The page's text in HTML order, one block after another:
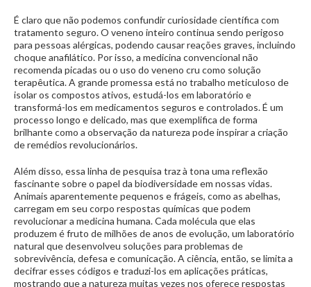
É claro que não podemos confundir curiosidade científica com
tratamento seguro. O veneno inteiro continua sendo perigoso
para pessoas alérgicas, podendo causar reações graves, incluindo
choque anafilático. Por isso, a medicina convencional não
recomenda picadas ou o uso do veneno cru como solução
terapêutica. A grande promessa está no trabalho meticuloso de
isolar os compostos ativos, estudá-los em laboratório e
transformá-los em medicamentos seguros e controlados. É um
processo longo e delicado, mas que exemplifica de forma
brilhante como a observação da natureza pode inspirar a criação
de remédios revolucionários.
Além disso, essa linha de pesquisa traz à tona uma reflexão
fascinante sobre o papel da biodiversidade em nossas vidas.
Animais aparentemente pequenos e frágeis, como as abelhas,
carregam em seu corpo respostas químicas que podem
revolucionar a medicina humana. Cada molécula que elas
produzem é fruto de milhões de anos de evolução, um laboratório
natural que desenvolveu soluções para problemas de
sobrevivência, defesa e comunicação. A ciência, então, se limita a
decifrar esses códigos e traduzi-los em aplicações práticas,
mostrando que a natureza muitas vezes nos oferece respostas